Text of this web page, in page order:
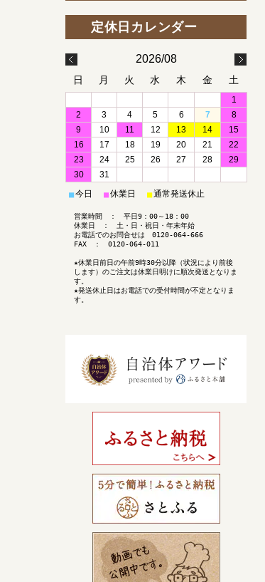
2026/08
日 月 火 水 木 金 土
1
2
3 4 5 6 7
8
9
10 11 12 13 14
15
16
17 18 19 20 21
22
23
24 25 26 27 28
29
30
31
■今日 ■休業日 ■通常発送休止
営業時間 ： 平日9：00～18：00
休業日 ： 土・日・祝日・年末年始
お電話でのお問合せは 0120-064-666
FAX ： 0120-064-011
★休業日前日の午前9時30分以降（状況により前後
します）のご注文は休業日明けに順次発送となりま
す。
★発送休止日はお電話での受付時間が不定となりま
す。